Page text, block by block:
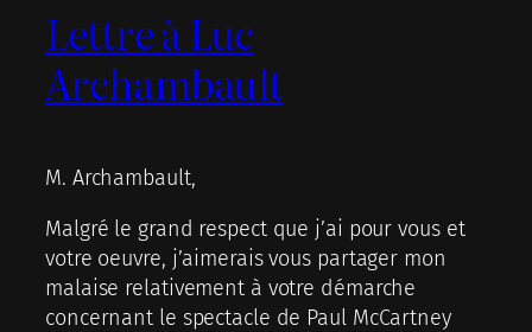
Lettre à Luc
Archambault
M. Archambault,
Malgré le grand respect que j’ai pour vous et
votre oeuvre, j’aimerais vous partager mon
malaise relativement à votre démarche
concernant le spectacle de Paul McCartney